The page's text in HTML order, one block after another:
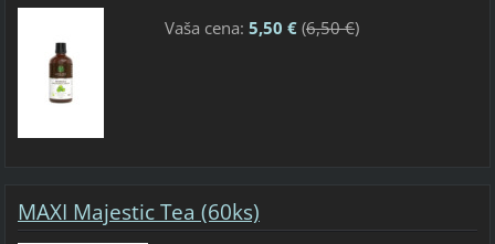
Vaša cena: 5,50 €(6,50 €)
MAXI Majestic Tea (60ks)